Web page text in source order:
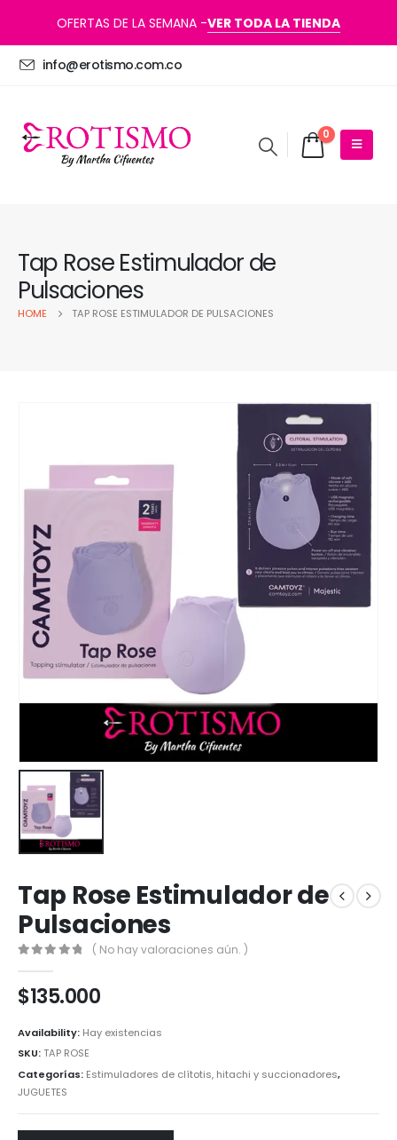
OFERTAS DE LA SEMANA -VER TODA LA TIENDA
info@erotismo.com.co
0
Tap Rose Estimulador de
Pulsaciones
HOME TAP ROSE ESTIMULADOR DE PULSACIONES
Tap Rose Estimulador de
Pulsaciones
( No hay valoraciones aún. )
$135.000
Availability: Hay existencias
SKU:TAP ROSE
Categorías: Estimuladores de clítotis, hitachi y succionadores,
JUGUETES